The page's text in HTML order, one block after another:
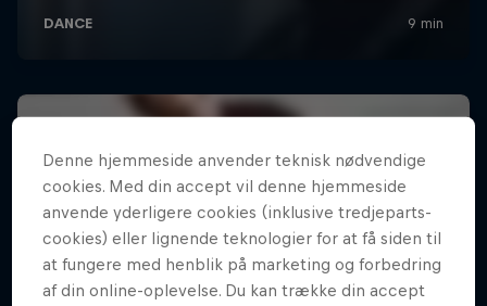
Denne hjemmeside anvender teknisk nødvendige
cookies. Med din accept vil denne hjemmeside
anvende yderligere cookies (inklusive tredjeparts-
cookies) eller lignende teknologier for at få siden til
at fungere med henblik på marketing og forbedring
af din online-oplevelse. Du kan trække din accept